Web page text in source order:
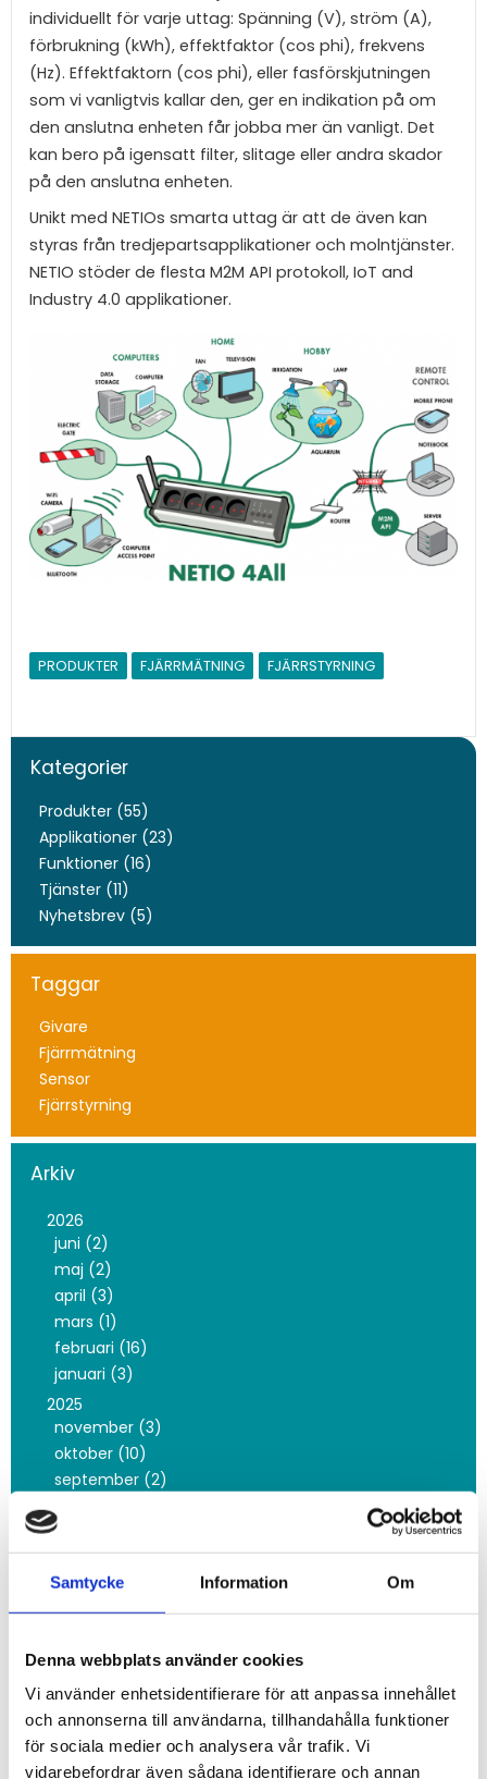
Samtycke Information Om
Denna webbplats använder cookies
Vi använder enhetsidentifierare för att anpassa innehållet
och annonserna till användarna, tillhandahålla funktioner
för sociala medier och analysera vår trafik. Vi
vidarebefordrar även sådana identifierare och annan
individuellt för varje uttag: Spänning (V), ström (A),
förbrukning (kWh), effektfaktor (cos phi), frekvens
(Hz). Effektfaktorn (cos phi), eller fasförskjutningen
som vi vanligtvis kallar den, ger en indikation på om
den anslutna enheten får jobba mer än vanligt. Det
kan bero på igensatt filter, slitage eller andra skador
på den anslutna enheten.
Unikt med NETIOs smarta uttag är att de även kan
styras från tredjepartsapplikationer och molntjänster.
NETIO stöder de flesta M2M API protokoll, IoT and
Industry 4.0 applikationer.
PRODUKTER FJÄRRMÄTNING FJÄRRSTYRNING
Kategorier
Produkter (55)
Applikationer (23)
Funktioner (16)
Tjänster (11)
Nyhetsbrev (5)
Taggar
Givare
Fjärrmätning
Sensor
Fjärrstyrning
Arkiv
2026
juni (2)
maj (2)
april (3)
mars (1)
februari (16)
januari (3)
2025
november (3)
oktober (10)
september (2)
maj (8)
mars (5)
februari (9)
januari (12)
december (5)
november (20)
oktober (8)
september (2)
augusti (1)